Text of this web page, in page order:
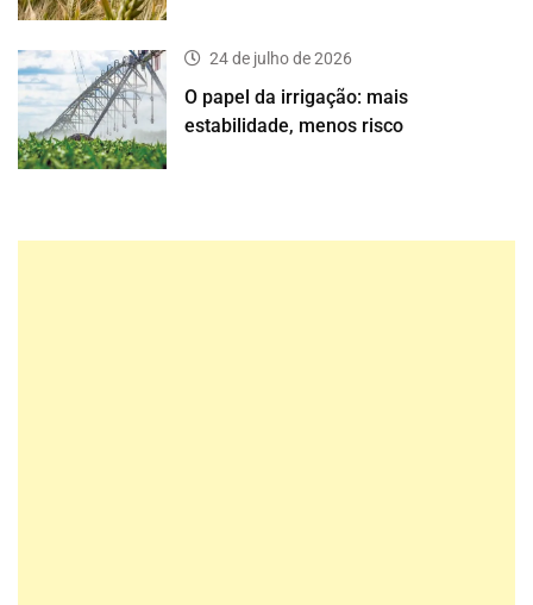
24 de julho de 2026
O papel da irrigação: mais
estabilidade, menos risco